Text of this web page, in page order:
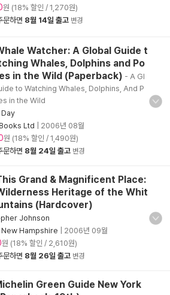
원 (18% 할인 / 1,270원)
문하면 8월 14일 출고 변경
Watcher: A Global Guide t
Whales, Dolphins and Po
in the Wild (Paperback) - A Gl
to Watching Whales, Dolphins, And P
in the Wild
Ltd
2006년 08월
원 (18% 할인 / 1,490원)
문하면 8월 24일 출고 변경
Grand & Magnificent Place:
Heritage of the Whit
(Hardcover)
Johnson
Hampshire
2006년 09월
원 (18% 할인 / 2,610원)
문하면 8월 26일 출고 변경
Green Guide New York